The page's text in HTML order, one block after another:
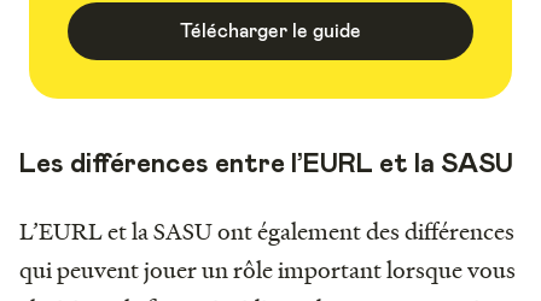
Télécharger le guide
Les différences entre l’EURL et la SASU
L’EURL et la SASU ont également des différences
qui peuvent jouer un rôle important lorsque vous